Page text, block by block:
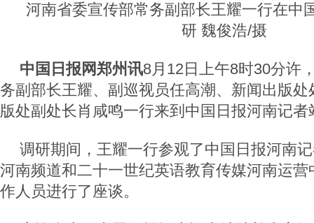
河南省委宣传部常务副部长王耀一行在中
研 魏俊浩/摄
中国日报网郑州讯8月12日上午8时30分许
务副部长王耀、副巡视员任高潮、新闻出版
版处副处长肖咸鸣一行来到中国日报河南记者
调研期间，王耀一行参观了中国日报河南
河南频道和二十一世纪英语教育传媒河南运
作人员进行了座谈。